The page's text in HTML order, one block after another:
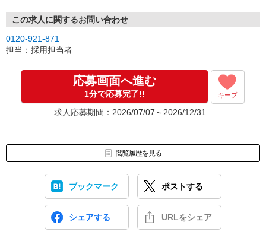
能です。
この求人に関するお問い合わせ
0120-921-871
担当：採用担当者
応募画面へ進む
1分で応募完了!! キープ
求人応募期間：2026/07/07～2026/12/31
閲覧履歴を見る
ブックマーク ポストする
シェアする URLをシェア